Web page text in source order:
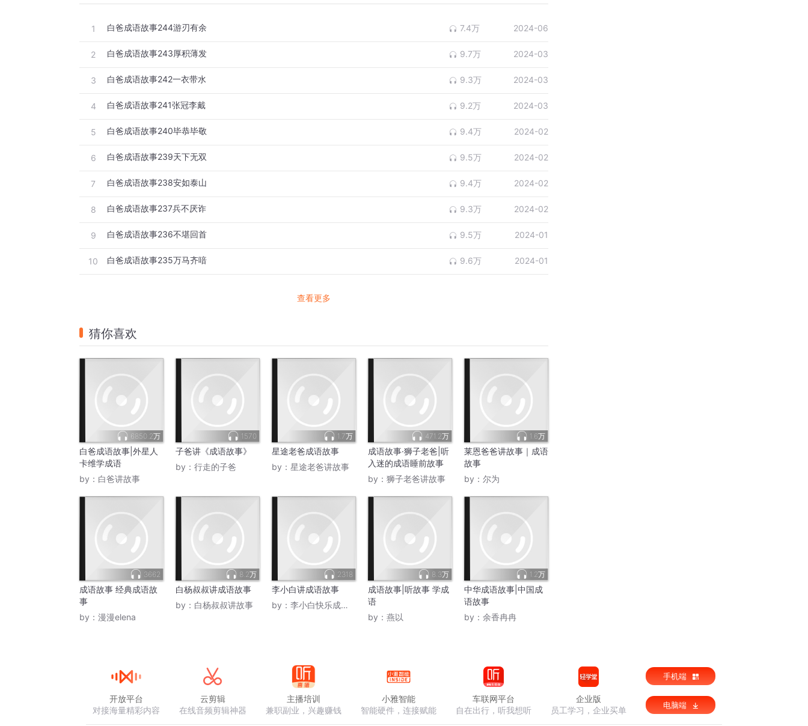
1 白爸成语故事244游刃有余 7.4万 2024-06
2 白爸成语故事243厚积薄发 9.7万 2024-03
3 白爸成语故事242一衣带水 9.3万 2024-03
4 白爸成语故事241张冠李戴 9.2万 2024-03
5 白爸成语故事240毕恭毕敬 9.4万 2024-02
6 白爸成语故事239天下无双 9.5万 2024-02
7 白爸成语故事238安如泰山 9.4万 2024-02
8 白爸成语故事237兵不厌诈 9.3万 2024-02
9 白爸成语故事236不堪回首 9.5万 2024-01
10 白爸成语故事235万马齐喑 9.6万 2024-01
查看更多
猜你喜欢
6850.2万
白爸成语故事|外星人
卡维学成语
by： 白爸讲故事
1570
子爸讲《成语故事》
by： 行走的子爸
1.7万
星途老爸成语故事
by： 星途老爸讲故事
471.2万
成语故事·狮子老爸|听
入迷的成语睡前故事
by： 狮子老爸讲故事
1.6万
莱恩爸爸讲故事｜成语
故事
by： 尔为
3662
成语故事 经典成语故
事
by： 漫漫elena
8.2万
白杨叔叔讲成语故事
by： 白杨叔叔讲故事
2318
李小白讲成语故事
by： 李小白快乐成长记
8.3万
成语故事|听故事 学成
语
by： 燕以
1.2万
中华成语故事|中国成
语故事
by： 余香冉冉
开放平台
对接海量精彩内容
云剪辑
在线音频剪辑神器
主播培训
兼职副业，兴趣赚钱
小雅智能
智能硬件，连接赋能
车联网平台
自在出行，听我想听
企业版
员工学习，企业买单
手机端
电脑端